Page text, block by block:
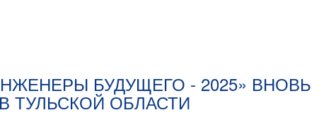
БУДУЩЕГО - 2025» ВНОВЬ
ТУЛЬСКОЙ ОБЛАСТИ